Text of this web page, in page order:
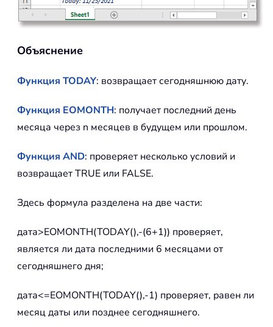
Объяснение
Функция TODAY: возвращает сегодняшнюю дату.
Функция EOMONTH: получает последний день
месяца через n месяцев в будущем или прошлом.
Функция AND: проверяет несколько условий и
возвращает TRUE или FALSE.
Здесь формула разделена на две части:
дата>EOMONTH(TODAY(),-(6+1)) проверяет,
является ли дата последними 6 месяцами от
сегодняшнего дня;
дата<=EOMONTH(TODAY(),-1) проверяет, равен ли
месяц даты или позднее сегодняшнего.